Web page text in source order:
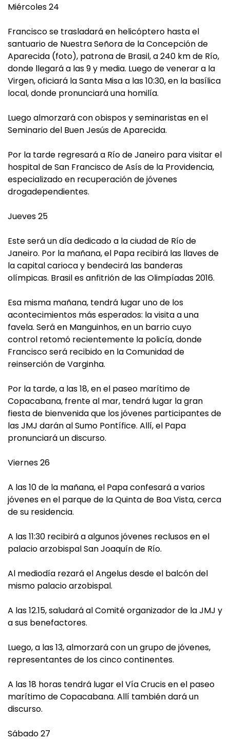
Miércoles 24
Francisco se trasladará en helicóptero hasta el
santuario de Nuestra Señora de la Concepción de
Aparecida (foto), patrona de Brasil, a 240 km de Río,
donde llegará a las 9 y media. Luego de venerar a la
Virgen, oficiará la Santa Misa a las 10:30, en la basílica
local, donde pronunciará una homilía.
Luego almorzará con obispos y seminaristas en el
Seminario del Buen Jesús de Aparecida.
Por la tarde regresará a Río de Janeiro para visitar el
hospital de San Francisco de Asís de la Providencia,
especializado en recuperación de jóvenes
drogadependientes.
Jueves 25
Este será un día dedicado a la ciudad de Río de
Janeiro. Por la mañana, el Papa recibirá las llaves de
la capital carioca y bendecirá las banderas
olímpicas. Brasil es anfitrión de las Olimpíadas 2016.
Esa misma mañana, tendrá lugar uno de los
acontecimientos más esperados: la visita a una
favela. Será en Manguinhos, en un barrio cuyo
control retomó recientemente la policía, donde
Francisco será recibido en la Comunidad de
reinserción de Varginha.
Por la tarde, a las 18, en el paseo marítimo de
Copacabana, frente al mar, tendrá lugar la gran
fiesta de bienvenida que los jóvenes participantes de
las JMJ darán al Sumo Pontífice. Allí, el Papa
pronunciará un discurso.
Viernes 26
A las 10 de la mañana, el Papa confesará a varios
jóvenes en el parque de la Quinta de Boa Vista, cerca
de su residencia.
A las 11:30 recibirá a algunos jóvenes reclusos en el
palacio arzobispal San Joaquín de Río.
Al mediodía rezará el Angelus desde el balcón del
mismo palacio arzobispal.
A las 12.15, saludará al Comité organizador de la JMJ y
a sus benefactores.
Luego, a las 13, almorzará con un grupo de jóvenes,
representantes de los cinco continentes.
A las 18 horas tendrá lugar el Vía Crucis en el paseo
marítimo de Copacabana. Allí también dará un
discurso.
Sábado 27